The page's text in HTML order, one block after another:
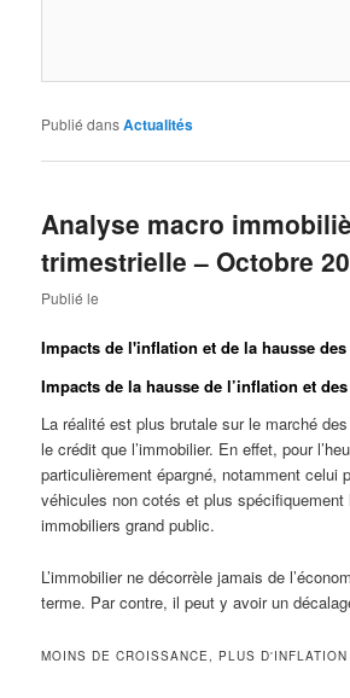
Publié dansActualités
Analyse macro
trimestrielle – Octobre
Publié le
Impacts de l'inflation et de la hausse
Impacts de la hausse de l’inflation et
La réalité est plus brutale sur le marché
le crédit que l’immobilier. En effet, pour
particulièrement épargné, notamment celui
véhicules non cotés et plus spécifiquement
immobiliers grand public.
L’immobilier ne décorrèle jamais de
terme. Par contre, il peut y avoir un
MOINS DE CROISSANCE, PLUS D'INFLATION